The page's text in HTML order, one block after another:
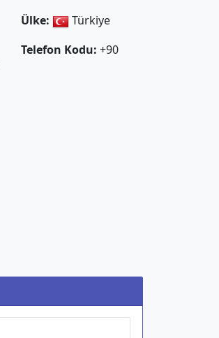
Ülke:
Türkiye
Telefon Kodu: +90